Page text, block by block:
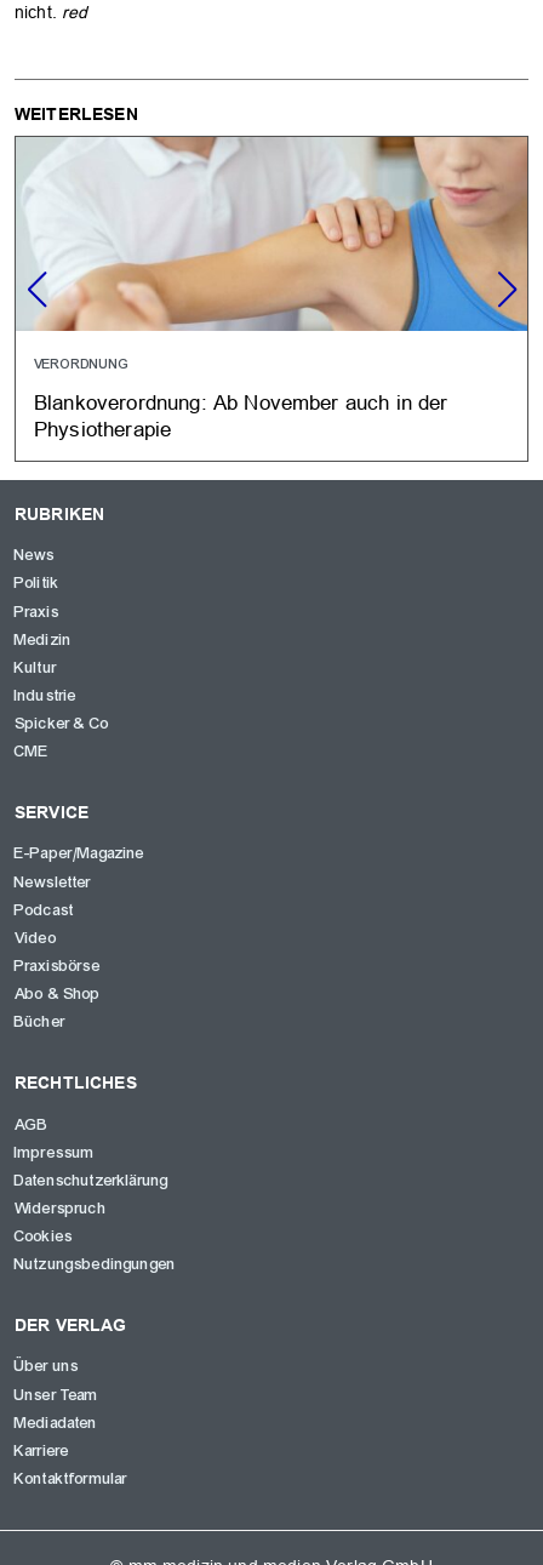
nicht. red
WEITERLESEN
VERORDNUNG
Blankoverordnung: Ab November auch in der
Physiotherapie
RUBRIKEN
News
Politik
Praxis
Medizin
Kultur
Industrie
Spicker & Co
CME
SERVICE
E-Paper/Magazine
Newsletter
Podcast
Video
Praxisbörse
Abo & Shop
Bücher
RECHTLICHES
AGB
Impressum
Datenschutzerklärung
Widerspruch
Cookies
Nutzungsbedingungen
DER VERLAG
Über uns
Unser Team
Mediadaten
Karriere
Kontaktformular